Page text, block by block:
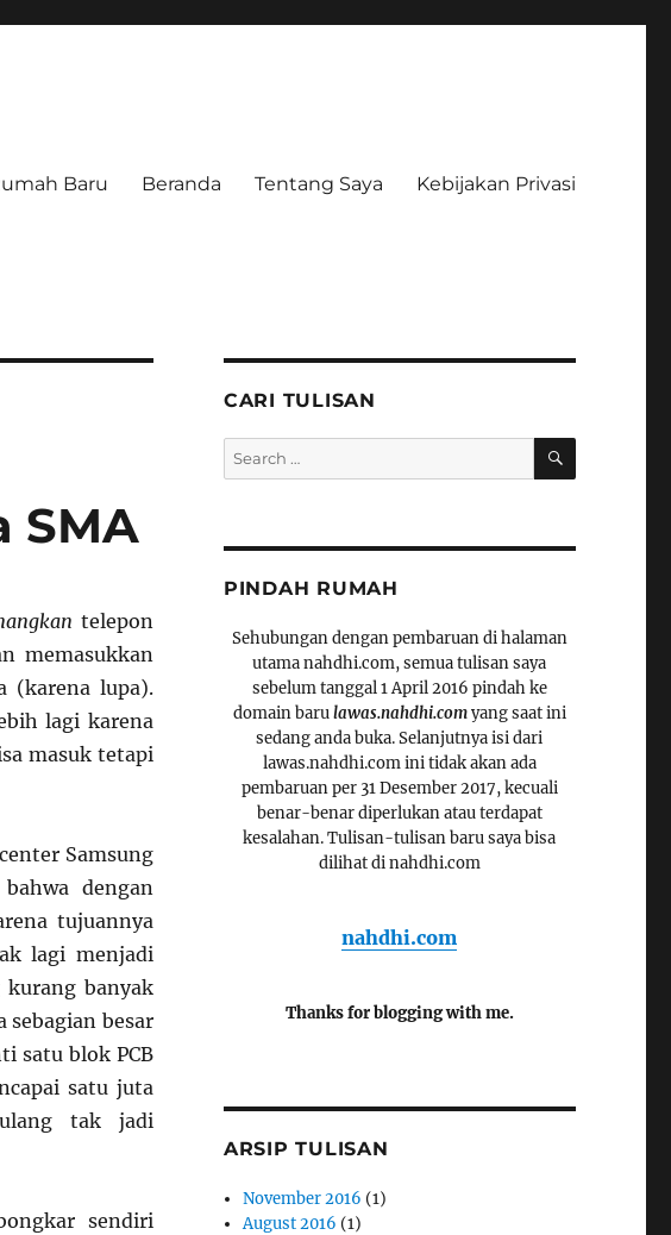
Baru Beranda Tentang Saya Kebijakan Privasi
SMA
telepon
memasukkan
(karena lupa).
lagi karena
masuk tetapi
Samsung
dengan
tujuannya
lagi menjadi
kurang banyak
sebagian besar
satu blok PCB
satu juta
tak jadi
sendiri
CARI TULISAN
Search
for:
SEARCH
PINDAH RUMAH
Sehubungan dengan pembaruan di halaman
utama nahdhi.com, semua tulisan saya
sebelum tanggal 1 April 2016 pindah ke
domain barulawas.nahdhi.comyang saat ini
sedang anda buka. Selanjutnya isi dari
lawas.nahdhi.com ini tidak akan ada
pembaruan per 31 Desember 2017, kecuali
benar-benar diperlukan atau terdapat
kesalahan. Tulisan-tulisan baru saya bisa
dilihat di nahdhi.com
nahdhi.com
Thanks for blogging with me.
ARSIP TULISAN
November 2016 (1)
August 2016 (1)